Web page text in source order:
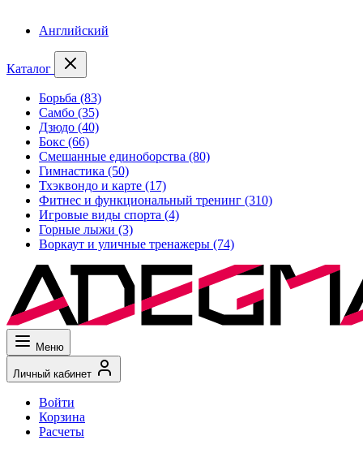
Английский
Каталог
Борьба (83)
Самбо (35)
Дзюдо (40)
Бокс (66)
Смешанные единоборства (80)
Гимнастика (50)
Тхэквондо и карте (17)
Фитнес и функциональный тренинг (310)
Игровые виды спорта (4)
Горные лыжи (3)
Воркаут и уличные тренажеры (74)
Меню
Личный кабинет
Войти
Корзина
Расчеты